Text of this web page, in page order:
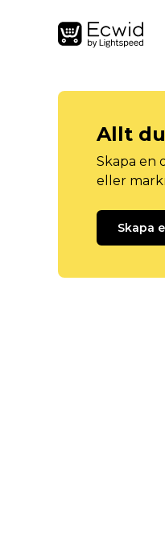
Allt
Skapa en
eller
Skapa